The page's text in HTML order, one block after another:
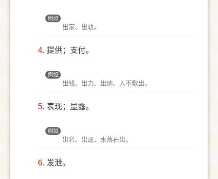
例如
出家、出轨。
4. 提供；支付。
例如
出钱、出力、出纳、入不敷出。
5. 表现；显露。
例如
出名、出现、水落石出。
6. 发泄。